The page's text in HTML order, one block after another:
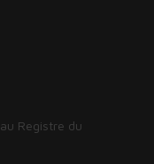
Registre du